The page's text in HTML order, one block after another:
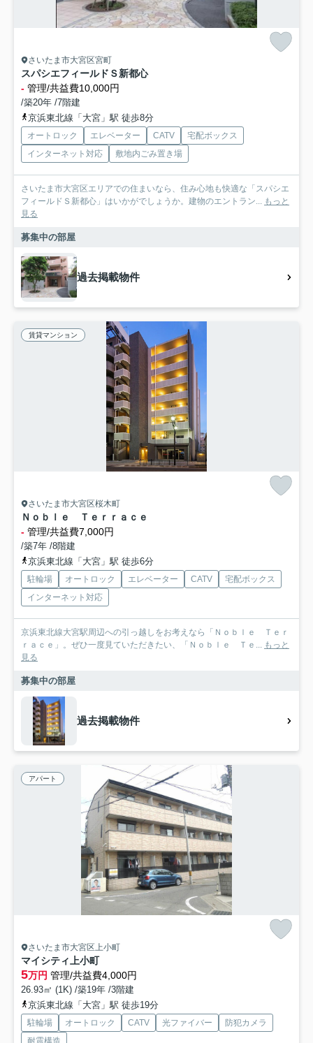
さいたま市大宮区宮町
スパシエフィールドＳ新都心
- 管理/共益費10,000円
/築20年 /7階建
京浜東北線「大宮」駅 徒歩8分
オートロック エレベーター CATV
宅配ボックス
インターネット対応
敷地内ごみ置き場
さいたま市大宮区エリアでの住まいなら、住み心地も快適な「スパシエ
フィールドＳ新都心」はいかがでしょうか。建物のエントラン...
もっと
見る
募集中の部屋
過去掲載物件
賃貸マンション
さいたま市大宮区桜木町
Ｎｏｂｌｅ Ｔｅｒｒａｃｅ
- 管理/共益費7,000円
/築7年 /8階建
京浜東北線「大宮」駅 徒歩6分
駐輪場 オートロック エレベーター CATV
宅配ボックス
インターネット対応
京浜東北線大宮駅周辺への引っ越しをお考えなら「Ｎｏｂｌｅ Ｔｅｒ
ｒａｃｅ」。ぜひ一度見ていただきたい、「Ｎｏｂｌｅ Ｔｅ...
もっと
見る
募集中の部屋
過去掲載物件
アパート
さいたま市大宮区上小町
マイシティ上小町
5万円 管理/共益費4,000円
26.93㎡ (1K) /築19年 /3階建
京浜東北線「大宮」駅 徒歩19分
駐輪場 オートロック CATV 光ファイバー
防犯カメラ
耐震構造